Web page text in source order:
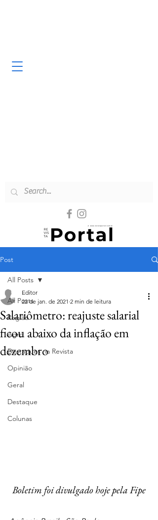
Post
All Posts
Região
Agro
Destaques na Revista
Opinião
Geral
Destaque
Colunas
All Posts
Salariômetro: reajuste salarial
ficou abaixo da inflação em
dezembro
Editor
22 de jan. de 2021 2 min de leitura
Boletim foi divulgado hoje pela Fipe